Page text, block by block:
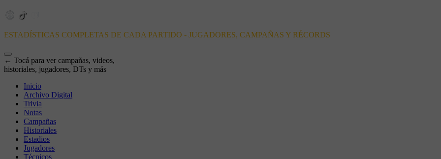
ESTADÍSTICAS COMPLETAS DE CADA PARTIDO - JUGADORES, CAMPAÑAS Y RÉCORDS
← Tocá para ver campañas, videos,
historiales, jugadores, DTs y más
Inicio
Archivo Digital
Trivia
Notas
Campañas
Historiales
Estadios
Jugadores
Técnicos